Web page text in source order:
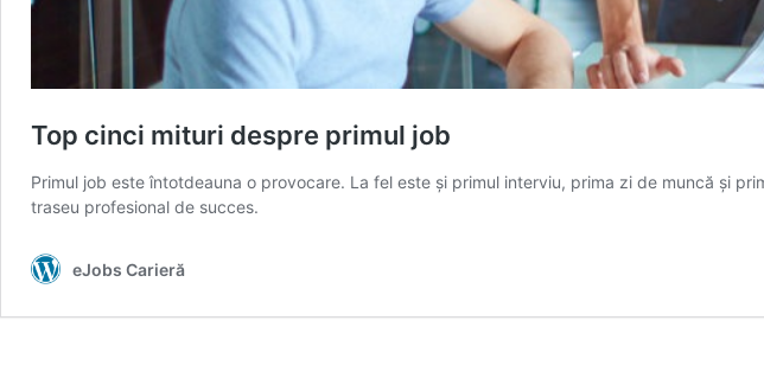
Top cinci mituri despre primul job
Primul job este întotdeauna o provocare. La fel este și primul interviu, prima zi de muncă și
traseu profesional de succes.
eJobs Carieră